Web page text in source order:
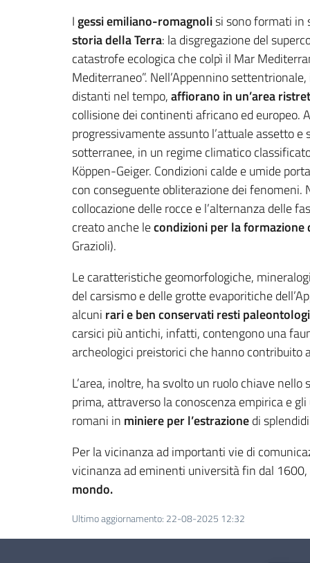
I gessi emiliano-romagnolisi sono formati in
storia della Terra: la disgregazione del
catastrofe ecologica che colpì il Mar
Mediterraneo”. Nell’Appennino
distanti nel tempo,affiorano in un’area
collisione dei continenti africano ed europeo.
progressivamente assunto l’attuale assetto
sotterranee, in un regime climatico
Köppen-Geiger. Condizioni calde e umide
con conseguente obliterazione dei fenomeni.
collocazione delle rocce e l’alternanza delle
creato anche lecondizioni per la formazione
Grazioli).
Le caratteristiche geomorfologiche,
del carsismo e delle grotte evaporitiche
alcuni rari e ben conservati resti
carsici più antichi, infatti, contengono una
archeologici preistorici che hanno contribuito
L’area, inoltre, ha svolto un ruolo chiave nello
prima, attraverso la conoscenza empirica e
romani in miniere per l’estrazionedi
Per la vicinanza ad importanti vie di
vicinanza ad eminenti università fin dal
mondo.
Ultimo aggiornamento: 22-08-2025 12:32